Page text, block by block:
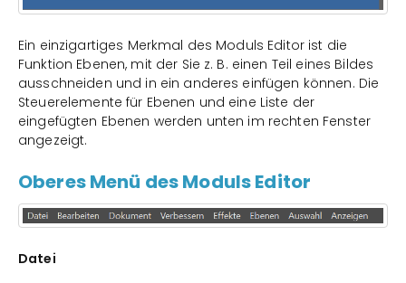
Ein einzigartiges Merkmal des Moduls Editor ist die
Funktion Ebenen, mit der Sie z. B. einen Teil eines Bildes
ausschneiden und in ein anderes einfügen können. Die
Steuerelemente für Ebenen und eine Liste der
eingefügten Ebenen werden unten im rechten Fenster
angezeigt.
Oberes Menü des Moduls Editor
Datei